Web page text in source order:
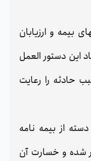
بیمه و ارزیابان
مفاد این دستور العمل
حادثه را رعایت
از بیمه نامه
شده و خسارت آن